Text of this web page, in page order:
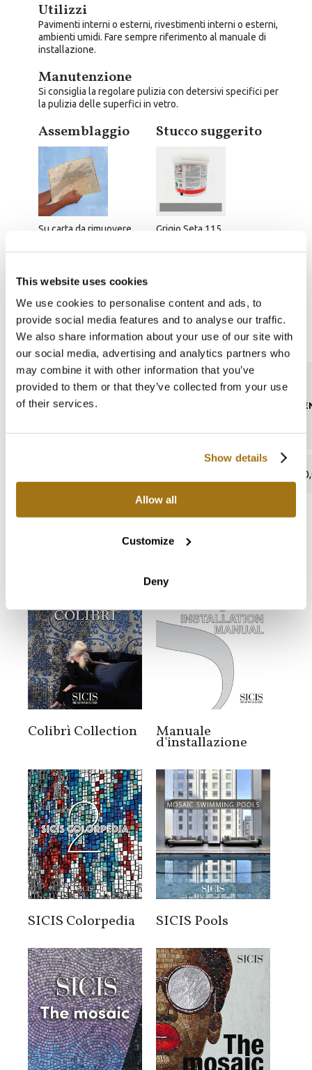
This website uses cookies
We use cookies to personalise content and ads, to
provide social media features and to analyse our traffic.
We also share information about your use of our site with
our social media, advertising and analytics partners who
may combine it with other information that you’ve
provided to them or that they’ve collected from your use
of their services.
Show details
Allow all
Customize
Deny
Utilizzi
Pavimenti interni o esterni, rivestimenti interni o esterni,
ambienti umidi. Fare sempre riferimento al manuale di
installazione.
Manutenzione
Si consiglia la regolare pulizia con detersivi specifici per
la pulizia delle superfici in vetro.
Assemblaggio
Su carta da rimuovere
Stucco suggerito
Grigio Seta 115
Prezzo 5kg:
Scheda tecnica
CONTENUTO DI PIOMBO
Colibrì Collection Manuale
d'installazione
SICIS Colorpedia SICIS Pools